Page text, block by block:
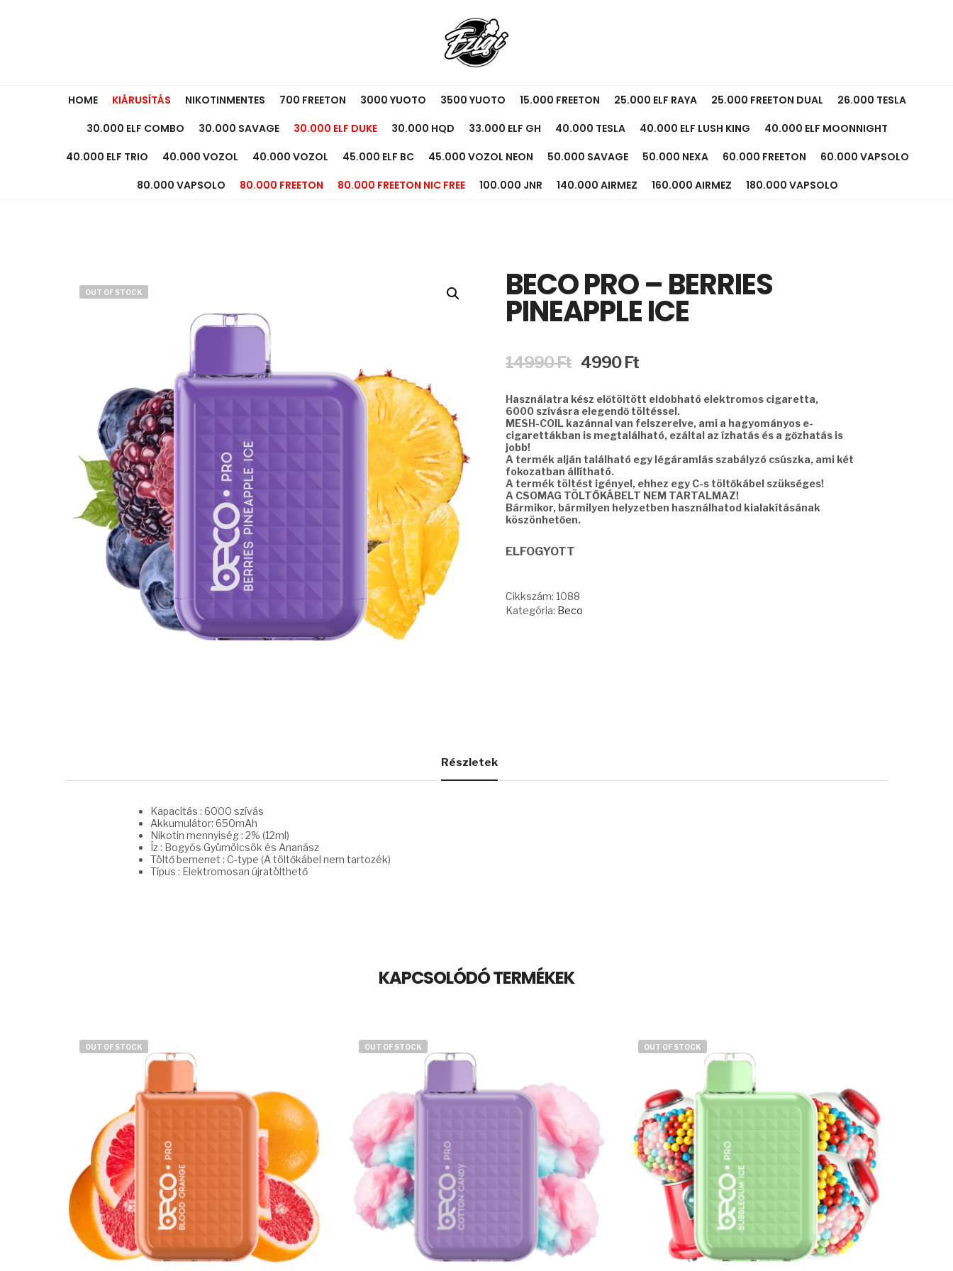
HOME KIÁRUSÍTÁS NIKOTINMENTES 700 FREETON 3000 YUOTO 3500 YUOTO 15.000 FREETON 25.000 ELF RAYA 25.000 FREETON DUAL
26.000 TESLA
30.000 ELF COMBO
30.000 SAVAGE 30.000 ELF DUKE 30.000 HQD 33.000 ELF GH 40.000 TESLA 40.000 ELF LUSH KING
40.000 ELF MOONNIGHT
40.000 ELF TRIO
40.000 VOZOL 40.000 VOZOL 45.000 ELF BC 45.000 VOZOL NEON 50.000 SAVAGE 50.000 NEXA 60.000 FREETON
60.000 VAPSOLO
80.000 VAPSOLO
80.000 FREETON 80.000 FREETON NIC FREE 100.000 JNR 140.000 AIRMEZ 160.000 AIRMEZ 180.000 VAPSOLO
OUT OF STOCK BECO PRO – BERRIES
PINEAPPLE ICE
14990Ft
Original
14990 Ft.
4990 FtCurrent
4990 Ft.
Használatra kész előtöltött eldobható elektromos cigaretta,
6000 szívásra elegendő töltéssel.
MESH-COIL kazánnal van felszerelve, ami a hagyományos e-
cigarettákban is megtalálható, ezáltal az ízhatás és a gőzhatás is
jobb!
A termék alján található egy légáramlás szabályzó csúszka, ami két
fokozatban állítható.
A termék töltést igényel, ehhez egy C-s töltőkábel szükséges!
A CSOMAG TÖLTŐKÁBELT NEM TARTALMAZ!
Bármikor, bármilyen helyzetben használhatod kialakításának
köszönhetően.
ELFOGYOTT
Cikkszám:1088
Kategória: Beco
Részletek
Kapacitás : 6000 szívás
Akkumulátor: 650mAh
Nikotin mennyiség : 2% (12ml)
Íz : Bogyós Gyümölcsök és Ananász
Töltő bemenet : C-type (A töltőkábel nem tartozék)
Típus : Elektromosan újratölthető
KAPCSOLÓDÓ TERMÉKEK
OUT OF STOCK OUT OF STOCK OUT OF STOCK